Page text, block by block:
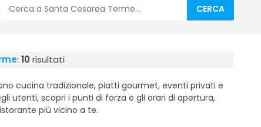
CERCA
: 10 risultati
cucina tradizionale, piatti gourmet, eventi privati e
utenti, scopri i punti di forza e gli orari di apertura,
più vicino a te.